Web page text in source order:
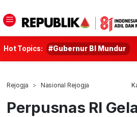
Hot Topics: #Gubernur BI Mundur
Rejogja Nasional Rejogja
Perpusnas RI